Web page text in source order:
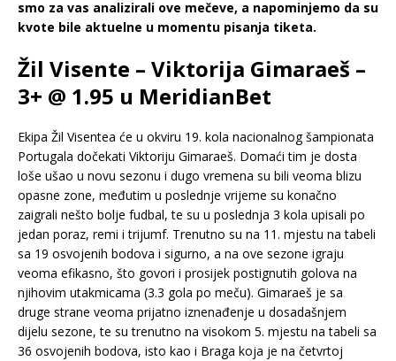
smo za vas analizirali ove mečeve, a napominjemo da su
kvote bile aktuelne u momentu pisanja tiketa.
Žil Visente – Viktorija Gimaraeš –
3+ @ 1.95 u MeridianBet
Ekipa Žil Visentea će u okviru 19. kola nacionalnog šampionata
Portugala dočekati Viktoriju Gimaraeš. Domaći tim je dosta
loše ušao u novu sezonu i dugo vremena su bili veoma blizu
opasne zone, međutim u poslednje vrijeme su konačno
zaigrali nešto bolje fudbal, te su u poslednja 3 kola upisali po
jedan poraz, remi i trijumf. Trenutno su na 11. mjestu na tabeli
sa 19 osvojenih bodova i sigurno, a na ove sezone igraju
veoma efikasno, što govori i prosijek postignutih golova na
njihovim utakmicama (3.3 gola po meču). Gimaraeš je sa
druge strane veoma prijatno iznenađenje u dosadašnjem
dijelu sezone, te su trenutno na visokom 5. mjestu na tabeli sa
36 osvojenih bodova, isto kao i Braga koja je na četvrtoj